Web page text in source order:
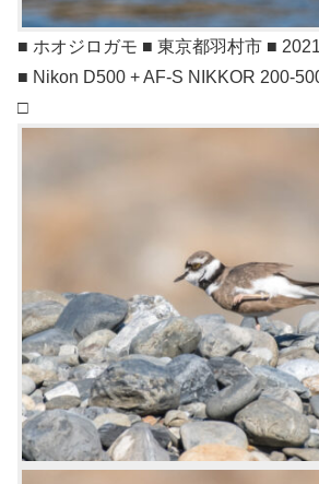
■ ホオジロガモ ■ 東京都羽村市 ■
■ Nikon D500 + AF-S NIKKOR 200-
□